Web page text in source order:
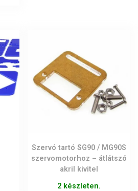
Szervó tartó SG90 / MG90S
szervomotorhoz – átlátszó
akril kivitel
2 készleten.